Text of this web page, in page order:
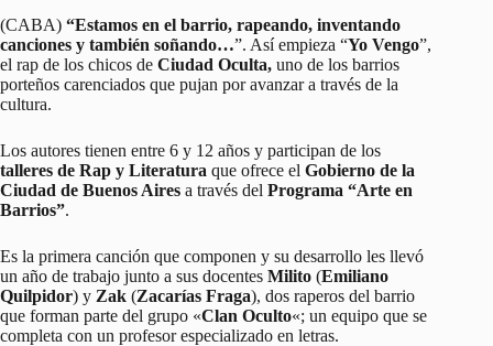
(CABA) “Estamos en el barrio, rapeando, inventando
canciones y también soñando…”. Así empieza “Yo Vengo”,
el rap de los chicos de Ciudad Oculta, uno de los barrios
porteños carenciados que pujan por avanzar a través de la
cultura.
Los autores tienen entre 6 y 12 años y participan de los
talleres de Rap y Literatura que ofrece el Gobierno de la
Ciudad de Buenos Aires a través del Programa “Arte en
Barrios”.
Es la primera canción que componen y su desarrollo les llevó
un año de trabajo junto a sus docentes Milito (Emiliano
Quilpidor) y Zak (Zacarías Fraga), dos raperos del barrio
que forman parte del grupo «Clan Oculto«; un equipo que se
completa con un profesor especializado en letras.